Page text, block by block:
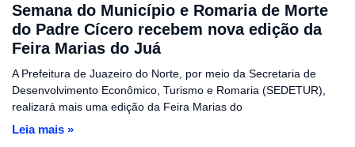
Semana do Município e Romaria de Morte
do Padre Cícero recebem nova edição da
Feira Marias do Juá
A Prefeitura de Juazeiro do Norte, por meio da Secretaria de
Desenvolvimento Econômico, Turismo e Romaria (SEDETUR),
realizará mais uma edição da Feira Marias do
Leia mais »